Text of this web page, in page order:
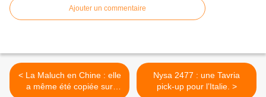
Ajouter un commentaire
< La Maluch en Chine : elle
a même été copiée sur
Nysa 2477 : une Tavria
pick-up pour l’Italie. >